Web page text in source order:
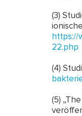
(3)
https://
22.php
(4)
(5)